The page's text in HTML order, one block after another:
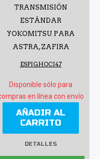
TRANSMISIÓN
ESTÁNDAR
YOKOMITSU PARA
ASTRA, ZAFIRA
ESPIGHOCI47
Disponible sólo para
en línea con envío
AÑADIR AL
CARRITO
DETALLES